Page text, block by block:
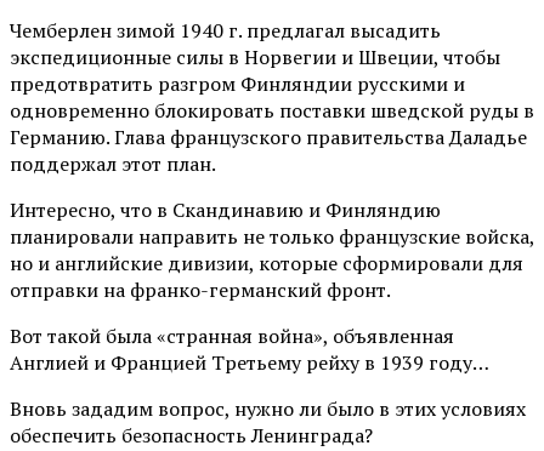
Чемберлен зимой 1940 г. предлагал высадить
экспедиционные силы в Норвегии и Швеции, чтобы
предотвратить разгром Финляндии русскими и
одновременно блокировать поставки шведской руды в
Германию. Глава французского правительства Даладье
поддержал этот план.
Интересно, что в Скандинавию и Финляндию
планировали направить не только французские войска,
но и английские дивизии, которые сформировали для
отправки на франко-германский фронт.
Вот такой была «странная война», объявленная
Англией и Францией Третьему рейху в 1939 году…
Вновь зададим вопрос, нужно ли было в этих условиях
обеспечить безопасность Ленинграда?